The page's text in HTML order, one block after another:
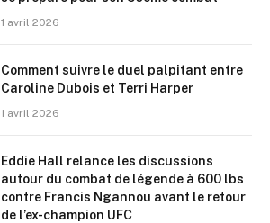
1 avril 2026
Comment suivre le duel palpitant entre
Caroline Dubois et Terri Harper
1 avril 2026
Eddie Hall relance les discussions
autour du combat de légende à 600 lbs
contre Francis Ngannou avant le retour
de l’ex-champion UFC